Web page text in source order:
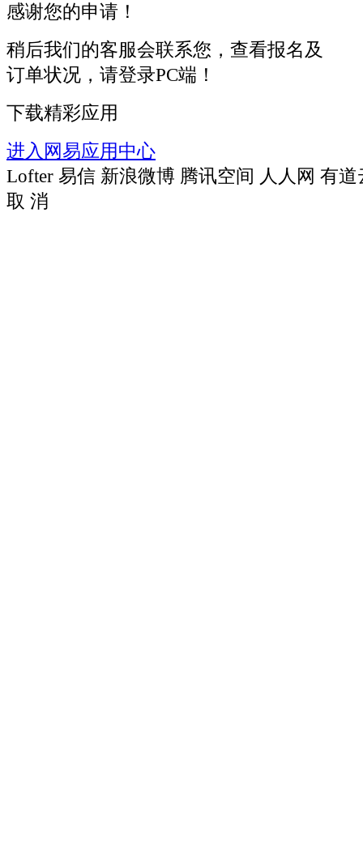
感谢您的申请！
稍后我们的客服会联系您，查看报名及
订单状况，请登录PC端！
下载精彩应用
进入网易应用中心
Lofter 易信 新浪微博 腾讯空间 人人网 有道
取 消